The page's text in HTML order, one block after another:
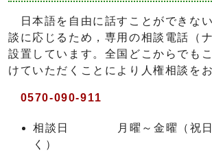
日本語を自由に話すことができな
談に応じるため，専用の相談電話（
設置しています。全国どこからでも
けていただくことにより人権相談を
0570-090-911
相談日 月曜～金曜（祝日
く）